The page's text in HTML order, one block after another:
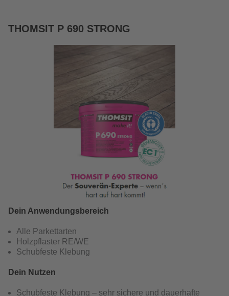
THOMSIT P 690 STRONG
Dein Anwendungsbereich
Alle Parkettarten
Holzpflaster RE/WE
Schubfeste Klebung
Dein Nutzen
Schubfeste Klebung – sehr sichere und dauerhafte